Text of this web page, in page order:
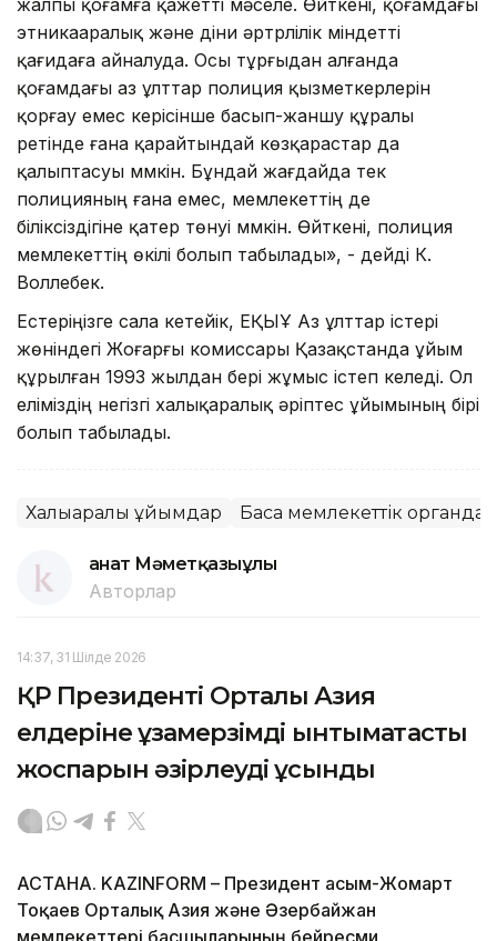
этникааралық және діни әртүрлілік міндетті
қағидаға айналуда. Осы тұрғыдан алғанда
қоғамдағы аз ұлттар полиция қызметкерлерін
қорғау емес керісінше басып-жаншу құралы
ретінде ғана қарайтындай көзқарастар да
қалыптасуы мүмкін. Бұндай жағдайда тек
полицияның ғана емес, мемлекеттің де
біліксіздігіне қатер төнуі мүмкін. Өйткені, полиция
мемлекеттің өкілі болып табылады», - дейді К.
Воллебек.
Естеріңізге сала кетейік, ЕҚЫҰ Аз ұлттар істері
жөніндегі Жоғарғы комиссары Қазақстанда ұйым
құрылған 1993 жылдан бері жұмыс істеп келеді. Ол
еліміздің негізгі халықаралық әріптес ұйымының бірі
болып табылады.
Халықаралық ұйымдар Басқа мемлекеттік органдар
Қанат Мәметқазыұлы
Авторлар
14:37, 31 Шілде 2026
ҚР Президенті Орталық Азия
елдеріне ұзақмерзімді ынтымақтастық
жоспарын әзірлеуді ұсынды
АСТАНА. KAZINFORM – Президент Қасым-Жомарт
Тоқаев Орталық Азия және Әзербайжан
мемлекеттері басшыларының бейресми